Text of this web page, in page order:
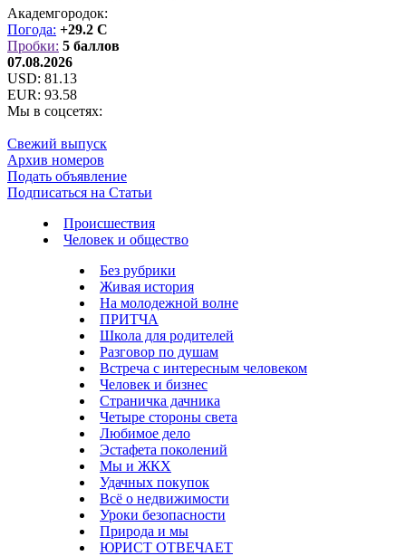
Академгородок:
Погода: +29.2 C
Пробки: 5 баллов
07.08.2026
USD: 81.13
EUR: 93.58
Мы в соцсетях:
Свежий выпуск
Архив номеров
Подать объявление
Подписаться на Статьи
Происшествия
Человек и общество
Без рубрики
Живая история
На молодежной волне
ПРИТЧА
Школа для родителей
Разговор по душам
Встреча с интересным человеком
Человек и бизнес
Страничка дачника
Четыре стороны света
Любимое дело
Эстафета поколений
Мы и ЖКХ
Удачных покупок
Всё о недвижимости
Уроки безопасности
Природа и мы
ЮРИСТ ОТВЕЧАЕТ